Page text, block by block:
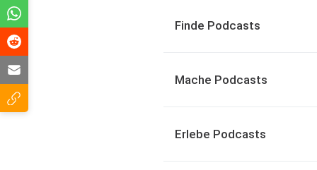
Finde Podcasts
Mache Podcasts
Erlebe Podcasts